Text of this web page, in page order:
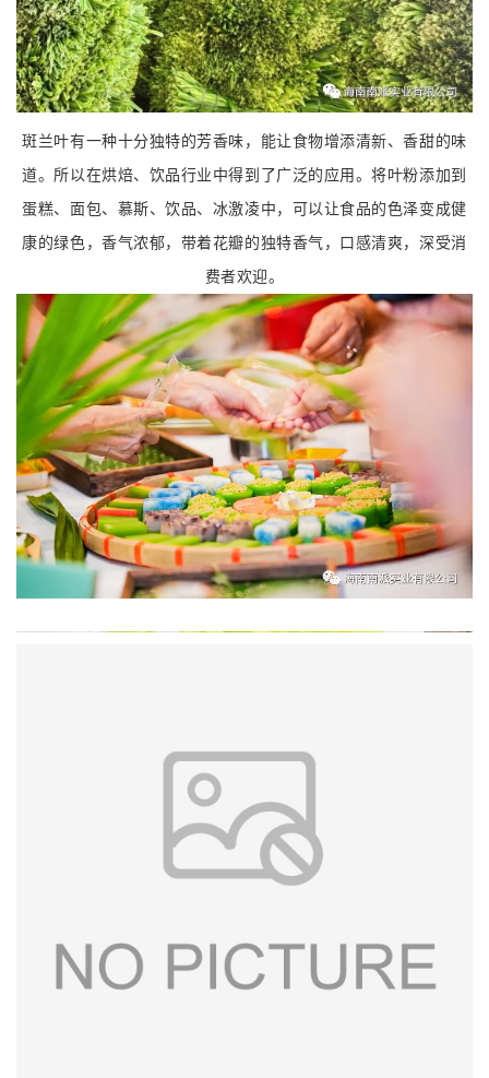
斑 兰叶有一种十分独特的芳香味，能让食物增添清新、香甜的味
道。所以在烘焙、饮品行业中得到了广泛的应用。将叶粉添加到
蛋糕、面包、慕斯、饮品、冰激凌中，可以让食品的色泽变成健
康的绿色，香气浓郁，带着花瓣的独特香气，口感清爽，深受消
费者欢迎。